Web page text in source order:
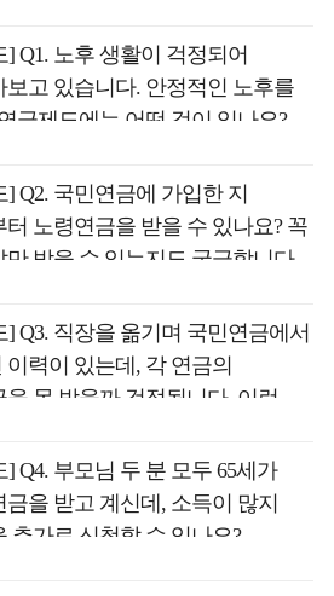
.
Q1. 노후 생활이 걱정되어
고 있습니다. 안정적인 노후를
금제도에는 어떤 것이 있나요?
Q2. 국민연금에 가입한 지
노령연금을 받을 수 있나요? 꼭
받을 수 있는지도 궁금합니다.
Q3. 직장을 옮기며 국민연금에서
력이 있는데, 각 연금의
못 받을까 걱정됩니다. 이런
있을까요?
Q4. 부모님 두 분 모두 65세가
을 받고 계신데, 소득이 많지
추가로 신청할 수 있나요?